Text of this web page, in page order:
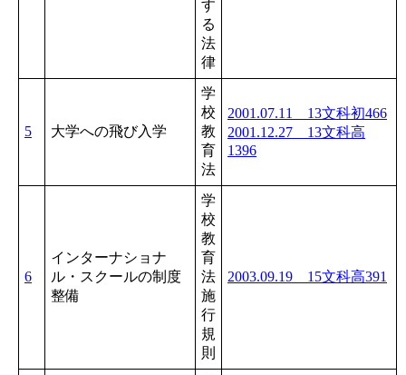
す
る
法
律
5 大学への飛び入学
学
校
教
育
法
2001.07.11 13文科初466
2001.12.27 13文科高
1396
6
インターナショナ
ル・スクールの制度
整備
学
校
教
育
法
施
行
規
則
2003.09.19 15文科高391